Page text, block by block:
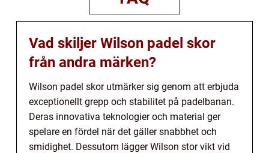
Vad skiljer Wilson padel skor
från andra märken?
Wilson padel skor utmärker sig genom att erbjuda
exceptionellt grepp och stabilitet på padelbanan.
Deras innovativa teknologier och material ger
spelare en fördel när det gäller snabbhet och
smidighet. Dessutom lägger Wilson stor vikt vid